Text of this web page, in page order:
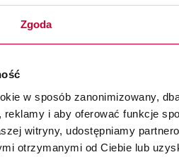
Zgoda
w sposób zanonimizowany,
i aby oferować funkcje
witryny, udostępniamy
otrzymanymi od Ciebie lub